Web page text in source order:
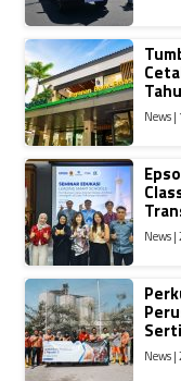
News |
News |
News |